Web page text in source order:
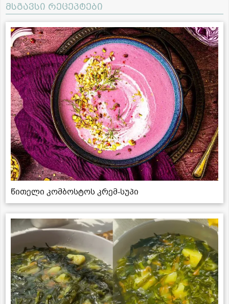
მსგავსი რეცეპტები
წითელი კომბოსტოს კრემ-სუპი